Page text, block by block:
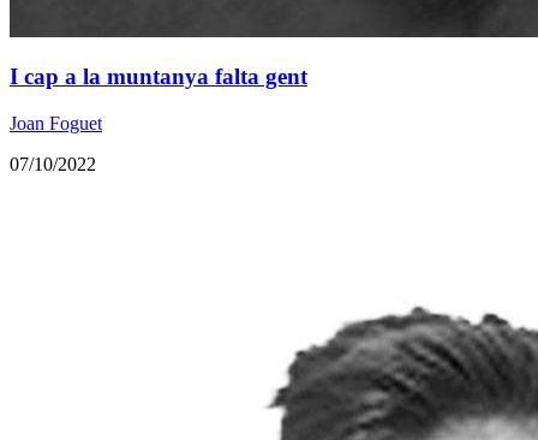
I cap a la muntanya falta gent
Joan Foguet
07/10/2022